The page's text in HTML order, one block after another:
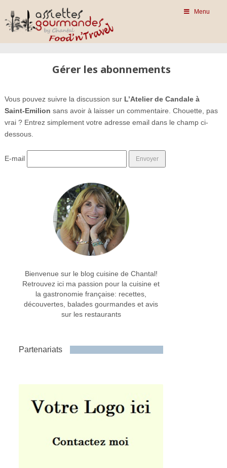
Menu
Gérer les abonnements
Vous pouvez suivre la discussion sur L’Atelier de Candale à
Saint-Emilion sans avoir à laisser un commentaire. Chouette, pas
vrai ? Entrez simplement votre adresse email dans le champ ci-
dessous.
E-mail
Bienvenue sur le blog cuisine de Chantal!
Retrouvez ici ma passion pour la cuisine et
la gastronomie française: recettes,
découvertes, balades gourmandes et avis
sur les restaurants
Partenariats